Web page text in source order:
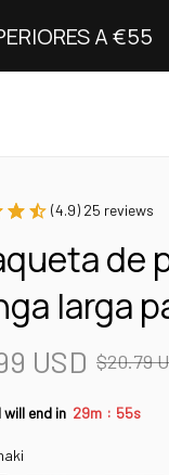
A €55
(4.9) 25 reviews
de
larga
USD $20.79
end in 29m : 54s